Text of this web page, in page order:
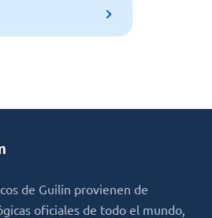
de Guilin provienen de
oficiales de todo el mundo,